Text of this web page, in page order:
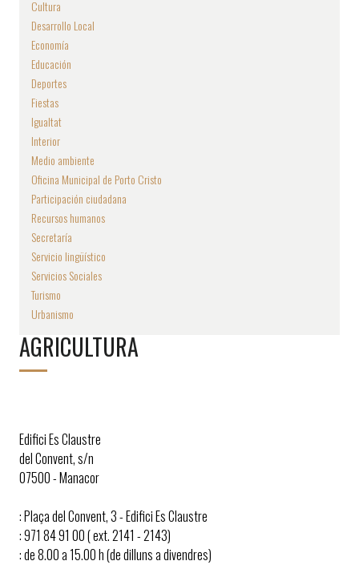
Cultura
Desarrollo Local
Economía
Educación
Deportes
Fiestas
Igualtat
Interior
Medio ambiente
Oficina Municipal de Porto Cristo
Participación ciudadana
Recursos humanos
Secretaría
Servicio lingüístico
Servicios Sociales
Turismo
Urbanismo
AGRICULTURA
Edifici Es Claustre
del Convent, s/n
07500 - Manacor
: Plaça del Convent, 3 - Edifici Es Claustre
: 971 84 91 00 ( ext. 2141 - 2143)
: de 8.00 a 15.00 h (de dilluns a divendres)